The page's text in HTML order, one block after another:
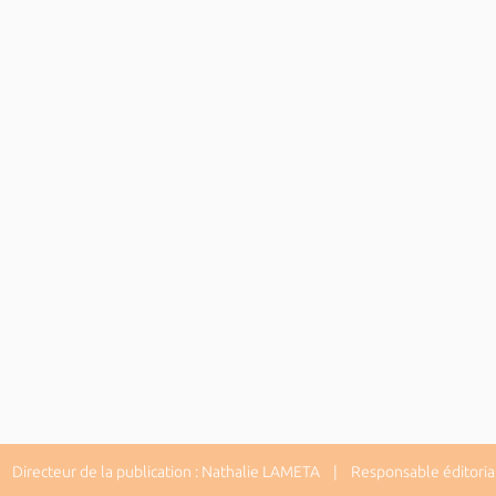
de la publication : Nathalie LAMETA | Responsable éditorial